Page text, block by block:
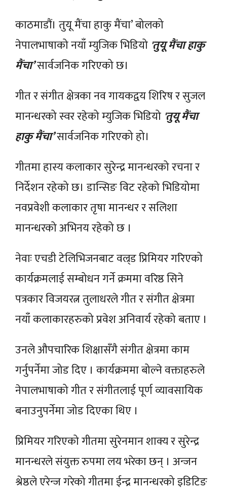
काठमाडौं। तुयू मैंचा हाकु मैंचा’ बोलको
नेपालभाषाको नयाँ म्युजिक भिडियो 'तुयू मैंचा हाकु
मैंचा’सार्वजनिक गरिएको छ।
गीत र संगीत क्षेत्रका नव गायकद्वय शिरिष र सुजल
मानन्धरको स्वर रहेको म्युजिक भिडियो 'तुयू मैंचा
हाकु मैंचा’सार्वजनिक गरिएको हो।
गीतमा हास्य कलाकार सुरेन्द्र मानन्धरको रचना र
निर्देशन रहेको छ। डान्सिङ विट रहेको भिडियोमा
नवप्रवेशी कलाकार तृषा मानन्धर र सलिशा
मानन्धरको अभिनय रहेको छ ।
नेवाः एचडी टेलिभिजनबाट वल्र्ड प्रिमियर गरिएको
कार्यक्रमलाई सम्बोधन गर्ने क्रममा वरिष्ठ सिने
पत्रकार विजयरत्न तुलाधरले गीत र संगीत क्षेत्रमा
नयाँ कलाकारहरुको प्रवेश अनिवार्य रहेको बताए ।
उनले औपचारिक शिक्षासँगै संगीत क्षेत्रमा काम
गर्नुपर्नेमा जोड दिए । कार्यक्रममा बोल्ने वक्ताहरुले
नेपालभाषाको गीत र संगीतलाई पूर्ण व्यावसायिक
बनाउनुपर्नेमा जोड दिएका थिए ।
प्रिमियर गरिएको गीतमा सुरेनमान शाक्य र सुरेन्द्र
मानन्धरले संयुक्त रुपमा लय भरेका छन् । अन्जन
श्रेष्ठले एरेन्ज गरेको गीतमा ईन्द्र मानन्धरको इडिटिङ